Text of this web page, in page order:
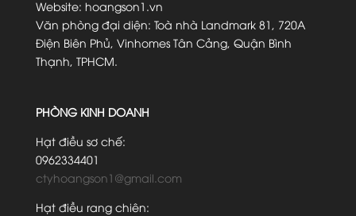
Website: hoangson1.vn
Văn phòng đại diện: Toà nhà Landmark 81, 720A
Điện Biên Phủ, Vinhomes Tân Cảng, Quận Bình
Thạnh, TPHCM.
PHÒNG KINH DOANH
Hạt điều sơ chế:
0962334401
ctyhoangson1@gmail.com
Hạt điều rang chiên: